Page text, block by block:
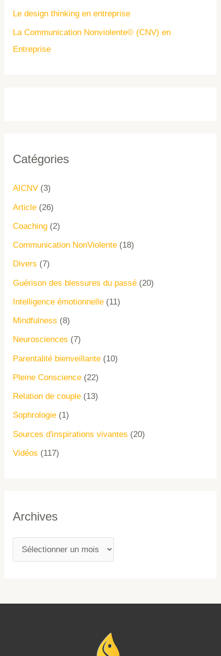
Le design thinking en entreprise
La Communication Nonviolente© (CNV) en
Entreprise
Catégories
AICNV (3)
Article (26)
Coaching (2)
Communication NonViolente (18)
Divers (7)
Guérison des blessures du passé (20)
Intelligence émotionnelle (11)
Mindfulness (8)
Neurosciences (7)
Parentalité bienveillante (10)
Pleine Conscience (22)
Relation de couple (13)
Sophrologie (1)
Sources d'inspirations vivantes (20)
Vidéos (117)
Archives